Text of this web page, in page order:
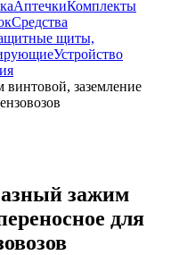
АптечкиКомплекты
Средства
щиты,
Устройство
заземление
зажим
для